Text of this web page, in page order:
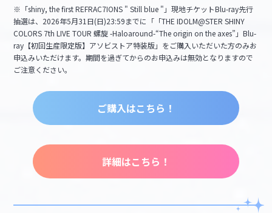
※「shiny, the first REFRAC7IONS " Still blue "」現地チケットBlu-ray先行
抽選は、2026年5月31日(日)23:59までに「「THE IDOLM@STER SHINY
COLORS 7th LIVE TOUR 螺旋 -Haloaround-“The origin on the axes”」Blu-
ray【初回生産限定版】アソビストア特装版」をご購入いただいた方のみお
申込みいただけます。期間を過ぎてからのお申込みは無効となりますので
ご注意ください。
ご購入はこちら！
詳細はこちら！